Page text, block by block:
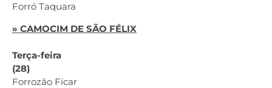
Forró Taquara
» CAMOCIM DE SÃO FÉLIX
Terça-feira
(28)
Forrozão Ficar